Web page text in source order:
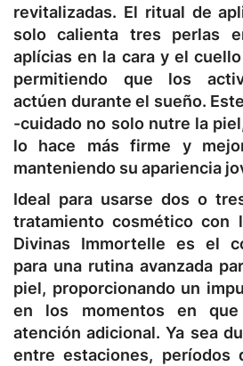
revitalizadas. El ritual de
solo calienta tres perlas
aplícias en la cara y el
permitiendo que los
actúen durante el sueño.
-cuidado no solo nutre la
lo hace más firme y
manteniendo su apariencia
Ideal para usarse dos o
tratamiento cosmético con
Divinas Immortelle es el
para una rutina avanzada
piel, proporcionando un
en los momentos en
atención adicional. Ya sea
entre estaciones, períodos